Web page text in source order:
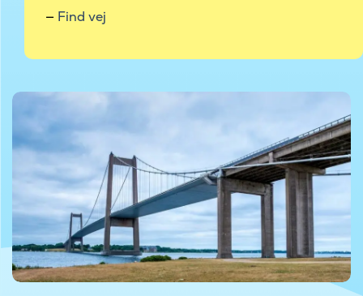
Find vej